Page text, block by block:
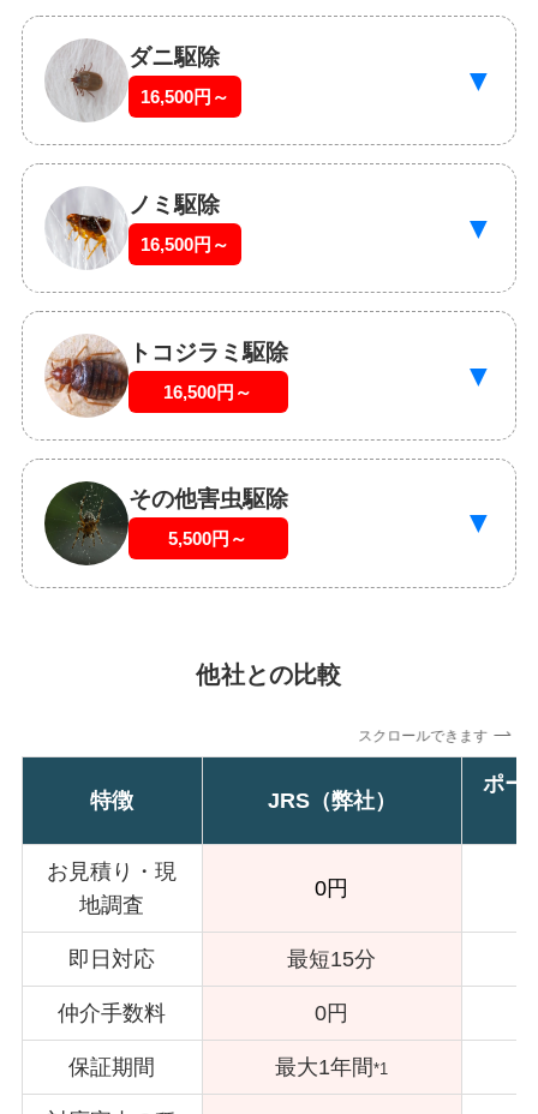
ダニ駆除
16,500円～ ▼
ノミ駆除
16,500円～ ▼
トコジラミ駆除
16,500円～ ▼
その他害虫駆除
5,500円～ ▼
他社との比較
スクロールできます
特徴 JRS（弊社）
ポー
お見積り・現
地調査
0円
即日対応 最短15分
仲介手数料 0円
保証期間 最大1年間*1